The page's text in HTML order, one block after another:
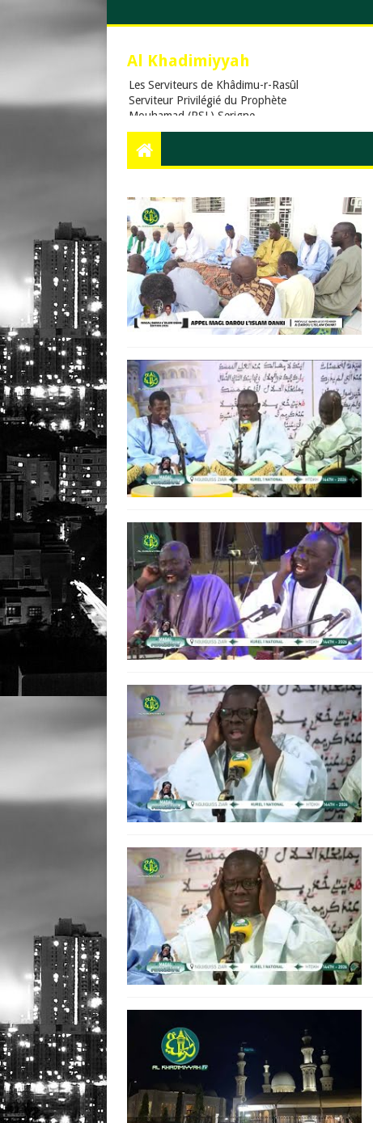
Al Khadimiyyah
Les Serviteurs de Khâdimu-r-Rasûl
Serviteur Privilégié du Prophète
Mouhamad (PSL),Serigne
Touba,Cheikh Ahmadou
Bamba,islam,Mouridisme,islamic
les cinq prières quotidiennes, Le
Khalife Generale des Mourides,
Khassaides, Khassida, Qasida,
Xassida, Hadiths, Hadiths sur le
Coran, hadiths du Prophète
Muhammad, .Org, .Com., Sénégal,
Usa, Dakar, Touba,